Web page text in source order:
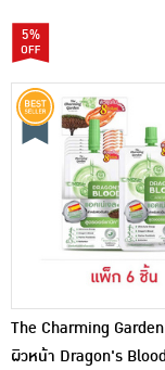
5%
The Charming Garden
ผิวหน้า Dragon's